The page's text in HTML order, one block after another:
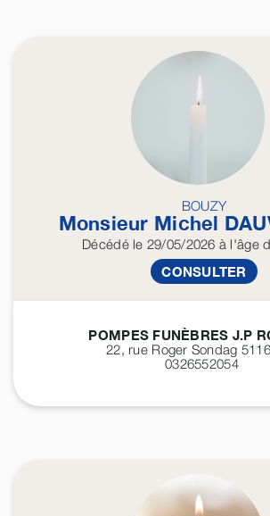
BOUZY
Monsieur Michel
Décédéle 29/05/2026 à l'âge
CONSULTER
POMPES FUNÈBRES J.P
22, rue Roger Sondag
0326552054